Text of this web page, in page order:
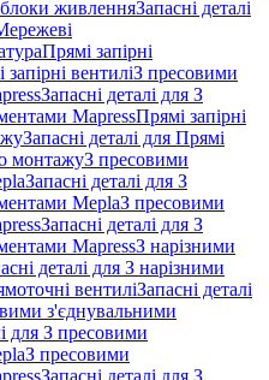
живленняЗапасні деталі
Прямі запірні
вентиліЗ пресовими
Запасні деталі для З
MapressПрямі запірні
Запасні деталі для Прямі
монтажуЗ пресовими
Запасні деталі для З
MeplaЗ пресовими
Запасні деталі для З
MapressЗ нарізними
деталі для З нарізними
вентиліЗапасні деталі
з'єднувальними
для З пресовими
З пресовими
Запасні деталі для З